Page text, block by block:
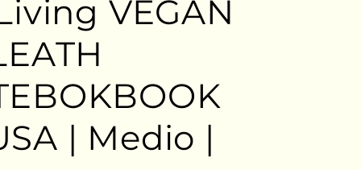
VEGAN
| Medio |